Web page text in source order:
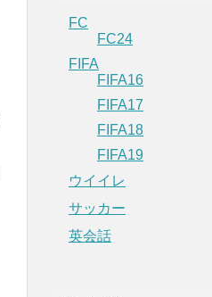
FC
FC24
FIFA
FIFA16
FIFA17
FIFA18
FIFA19
ウイイレ
サッカー
英会話